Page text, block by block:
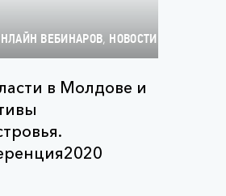
ВЕБИНАРОВ, НОВОСТИ
в Молдове и